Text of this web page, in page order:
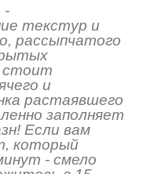
-
текстур и
рассыпчатого
стоит
и
растаявшего
заполняет
Если вам
который
- смело